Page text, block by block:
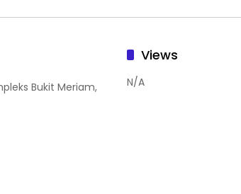
Bukit Meriam,
Views
N/A